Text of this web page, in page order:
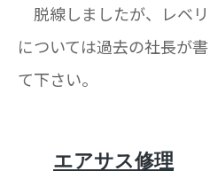
脱線しましたが、レベ
については過去の社長が
て下さい。